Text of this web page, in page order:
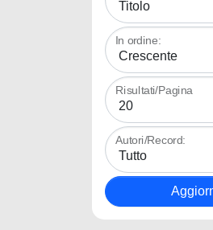
In ordine:
Risultati/Pagina
Autori/Record: